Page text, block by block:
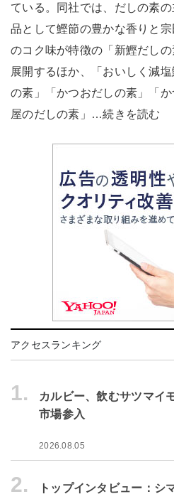
ている。同社では、だしの素
品として鰹節の豊かな香りと宗
のコク味が特徴の「新鰹だしの
展開するほか、「おいしく減塩
の素」「かつおだしの素」「か
屋のだしの素」…続きを読む
アクセスランキング
1.
カルビー、飲むサツマ
市場参入
2026.08.05
2. トップインタビュー：シ